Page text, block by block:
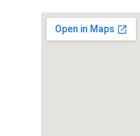
Website:
#volkswagen #service